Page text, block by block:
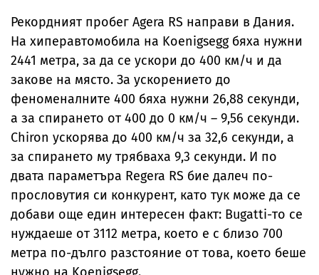
Рекордният пробег Agera RS направи в Дания.
На хиперавтомобила на Koenigsegg бяха нужни
2441 метра, за да се ускори до 400 км/ч и да
закове на място. За ускорението до
феноменалните 400 бяха нужни 26,88 секунди,
а за спирането от 400 до 0 км/ч – 9,56 секунди.
Chiron ускорява до 400 км/ч за 32,6 секунди, а
за спирането му трябваха 9,3 секунди. И по
двата параметъра Regera RS бие далеч по-
прословутия си конкурент, като тук може да се
добави още един интересен факт: Bugatti-то се
нуждаеше от 3112 метра, което е с близо 700
метра по-дълго разстояние от това, което беше